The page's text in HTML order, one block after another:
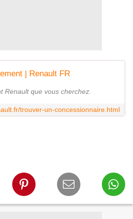
| Renault FR
Renault que vous cherchez.
trouver-un-concessionnaire.html